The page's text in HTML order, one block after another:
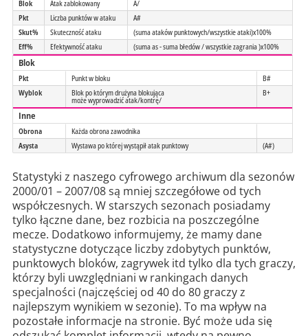
Blok Atak zablokowany
A/
Pkt
Liczba punktów w ataku
A#
Skut%
Skuteczność ataku
(suma ataków punktowych/wszystkie ataki)x100%
Eff%
Efektywność ataku (suma as - suma błedów / wszystkie zagrania )x100%
Blok
Pkt Punkt w bloku
B#
Wyblok
Blok po którym drużyna blokująca
może wyprowadzić atak/kontrę/
B+
Inne
Obrona
Każda obrona zawodnika
Asysta
Wystawa po której wystąpił atak punktowy (A#)
Statystyki z naszego cyfrowego archiwum dla sezonów
2000/01 – 2007/08 są mniej szczegółowe od tych
współczesnych. W starszych sezonach posiadamy
tylko łączne dane, bez rozbicia na poszczególne
mecze. Dodatkowo informujemy, że mamy dane
statystyczne dotyczące liczby zdobytych punktów,
punktowych bloków, zagrywek itd tylko dla tych graczy,
którzy byli uwzględniani w rankingach danych
specjalności (najczęściej od 40 do 80 graczy z
najlepszym wynikiem w sezonie). To ma wpływ na
pozostałe informacje na stronie. Być może uda się